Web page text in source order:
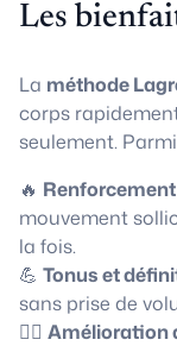
Les
La méthode
corps
seulement.
🔥
mouvement
la fois.
💪 Tonus et
sans prise de
🧘‍♀️ Amélioration